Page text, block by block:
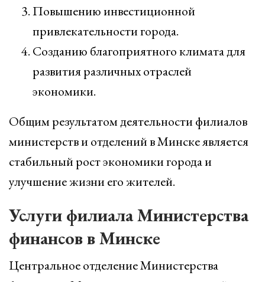
Повышению инвестиционной
привлекательности города.
Созданию благоприятного климата для
развития различных отраслей
экономики.
Общим результатом деятельности филиалов
министерств и отделений в Минске является
стабильный рост экономики города и
улучшение жизни его жителей.
Услуги филиала Министерства
финансов в Минске
Центральное отделение Министерства